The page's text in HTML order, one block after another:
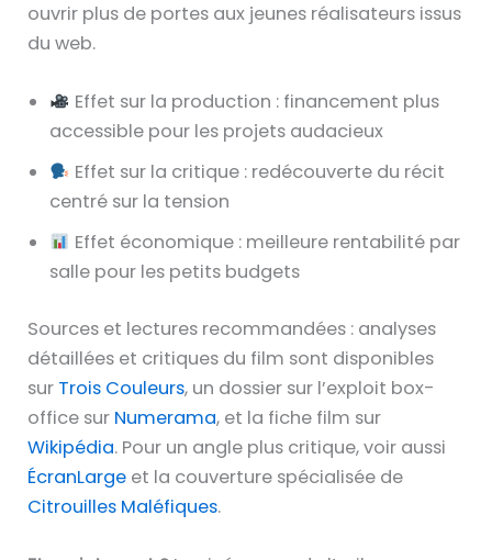
ouvrir plus de portes aux jeunes réalisateurs issus
du web.
Effet sur la production : financement plus
accessible pour les projets audacieux
Effet sur la critique : redécouverte du récit
centré sur la tension
Effet économique : meilleure rentabilité par
salle pour les petits budgets
Sources et lectures recommandées : analyses
détaillées et critiques du film sont disponibles
sur Trois Couleurs, un dossier sur l’exploit box-
office sur Numerama, et la fiche film sur
Wikipédia. Pour un angle plus critique, voir aussi
ÉcranLarge et la couverture spécialisée de
Citrouilles Maléfiques.